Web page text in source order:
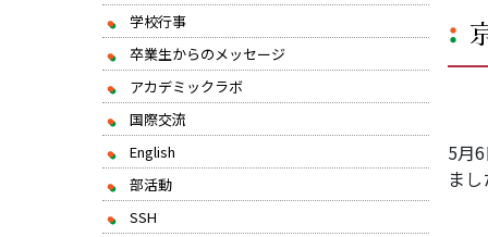
学校行事
卒業生からのメッセージ
アカデミックラボ
国際交流
English
部活動
SSH
5月
ま